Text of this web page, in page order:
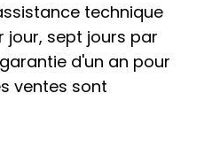
technique
jour, sept jours par
d'un an pour
ventes sont